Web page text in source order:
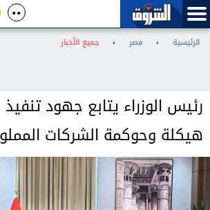
الرئيسية › مصر › جميع الأخبار
رئيس الوزراء يتابع جهود
هيكلة وحوكمة الشركات